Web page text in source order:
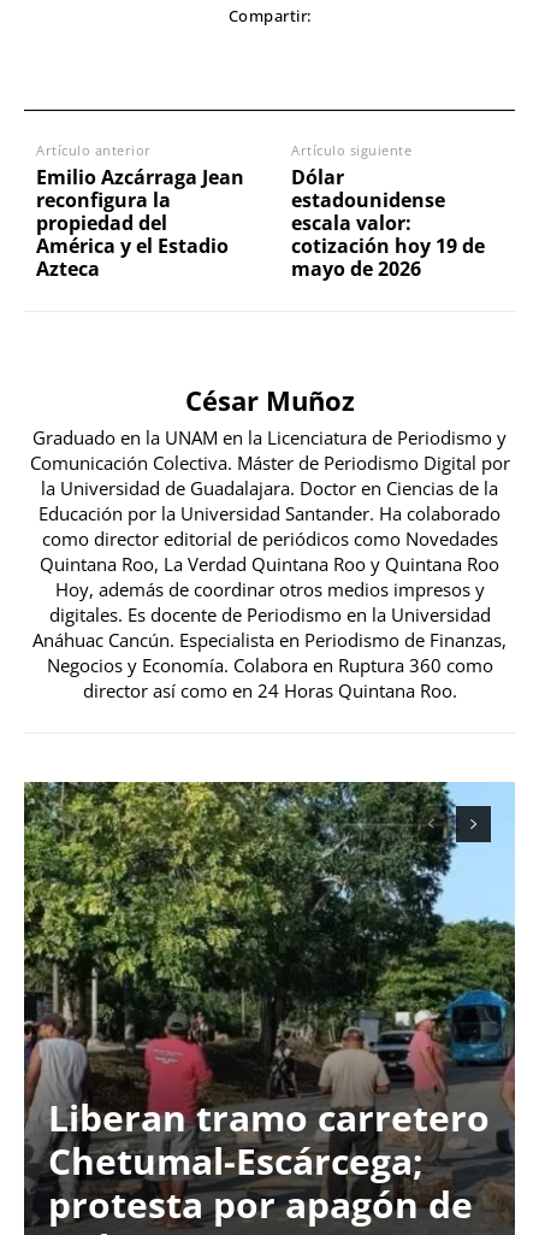
Compartir:
Artículo anterior
Emilio Azcárraga Jean
reconfigura la
propiedad del
América y el Estadio
Azteca
Artículo siguiente
Dólar
estadounidense
escala valor:
cotización hoy 19 de
mayo de 2026
César Muñoz
Graduado en la UNAM en la Licenciatura de Periodismo y
Comunicación Colectiva. Máster de Periodismo Digital por
la Universidad de Guadalajara. Doctor en Ciencias de la
Educación por la Universidad Santander. Ha colaborado
como director editorial de periódicos como Novedades
Quintana Roo, La Verdad Quintana Roo y Quintana Roo
Hoy, además de coordinar otros medios impresos y
digitales. Es docente de Periodismo en la Universidad
Anáhuac Cancún. Especialista en Periodismo de Finanzas,
Negocios y Economía. Colabora en Ruptura 360 como
director así como en 24 Horas Quintana Roo.
Liberan tramo carretero
Chetumal-Escárcega;
protesta por apagón de